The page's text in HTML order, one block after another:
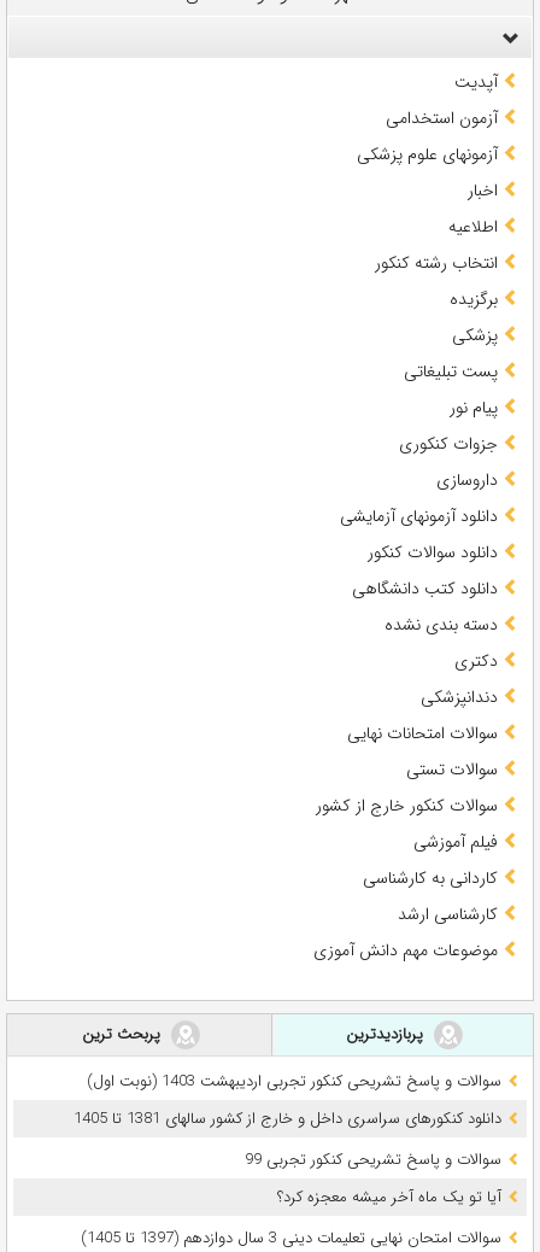
آپدیت
آزمون استخدامی
آزمونهای علوم پزشکی
اخبار
اطلاعیه
انتخاب رشته کنکور
برگزیده
پزشکی
پست تبلیغاتی
پیام نور
جزوات کنکوری
داروسازی
دانلود آزمونهای آزمایشی
دانلود سوالات کنکور
دانلود کتب دانشگاهی
دسته بندی نشده
دکتری
دندانپزشکی
سوالات امتحانات نهایی
سوالات تستی
سوالات کنکور خارج از کشور
فیلم آموزشی
کاردانی به کارشناسی
کارشناسی ارشد
موضوعات مهم دانش آموزی
پربازدیدترین
پربحث ترین
سوالات و پاسخ تشریحی کنکور تجربی اردیبهشت 1403 (نوبت اول)
دانلود کنکورهای سراسری داخل و خارج از کشور سالهای 1381 تا 1405
سوالات و پاسخ تشریحی کنکور تجربی 99
آیا تو یک ماه آخر میشه معجزه کرد؟
سوالات امتحان نهایی تعلیمات دینی 3 سال دوازدهم (1397 تا 1405)